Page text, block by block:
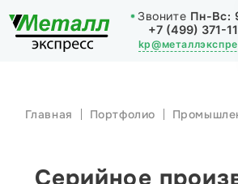
Звоните Пн-Вс:
+7 (499) 371-
ОБРАБОТКА МЕТАЛЛА
ИЗДЕЛИЯ
Главная Портфолио